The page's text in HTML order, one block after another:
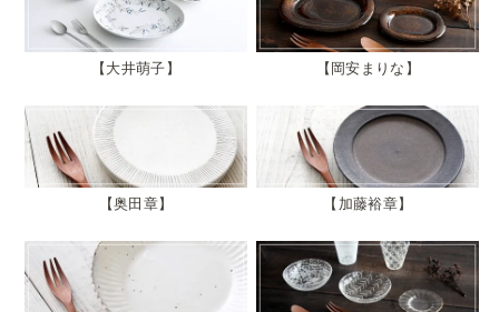
大井萌子 岡安まりな
奥田章 加藤裕章